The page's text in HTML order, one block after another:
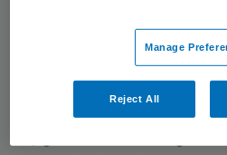
het RIVM alleen op
over de zeven dagen
Drie mensen zijn in een
Manage
Reject All